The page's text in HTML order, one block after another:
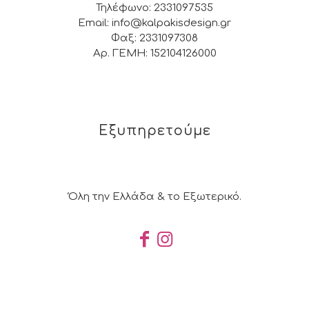
Τηλέφωνο: 2331097535
Email: info@kalpakisdesign.gr
Φαξ: 2331097308
Αρ. ΓΕΜΗ: 152104126000
Εξυπηρετούμε
Όλη την Ελλάδα & το Εξωτερικό.